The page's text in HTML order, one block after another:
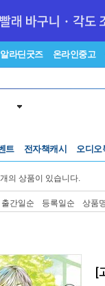
알라딘굿즈 온라인중고
트 전자책캐시 오디오
개의 상품이 있습니다.
출간일순 등록일순 상품
[